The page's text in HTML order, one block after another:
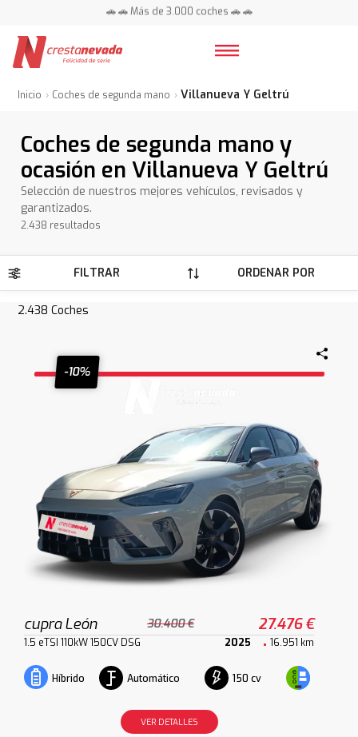
📍 Centros en toda España ⭐
📍 Centros en toda España ⭐
Inicio Coches de segunda mano Villanueva Y Geltrú
Coches de segunda mano y
ocasión en Villanueva Y Geltrú
Selección de nuestros mejores vehículos, revisados y
garantizados.
2.438 resultados
FILTRAR ORDENAR POR
2.438 Coches
-10%
cupra León 30.400 € 27.476 €
1.5 eTSI 110kW 150CV DSG 2025 16.951 km
Híbrido Automático 150 cv
VER DETALLES